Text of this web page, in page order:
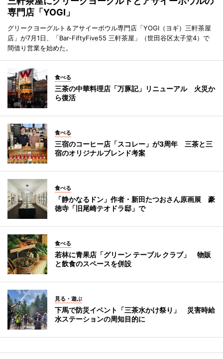
専門店「YOGI」
グリークヨーグルト＆アサイーボウル専門店「YOGI（ヨギ）三軒茶屋
店」が7月1日、「Bar-FiftyFive55 三軒茶屋」（世田谷区太子堂4）で
間借り営業を始めた。
食べる
三茶の中華料理店「万豚記」リニューアル 火災か
ら復活
食べる
三宿のコーヒー店「スコレー」が3周年 三茶と三
宿のオリジナルブレンド考案
食べる
「静かなるドン」作者・新田たつおさん原画展 豪
徳寺「旧尾崎テオドラ邸」で
食べる
若林に青果店「グリーン テーブル クラブ」 物販
と飲食のスペースを併設
見る・遊ぶ
下馬で防災イベント「三茶水かけ祭り」 災害時給
水ステーションの周知目的に